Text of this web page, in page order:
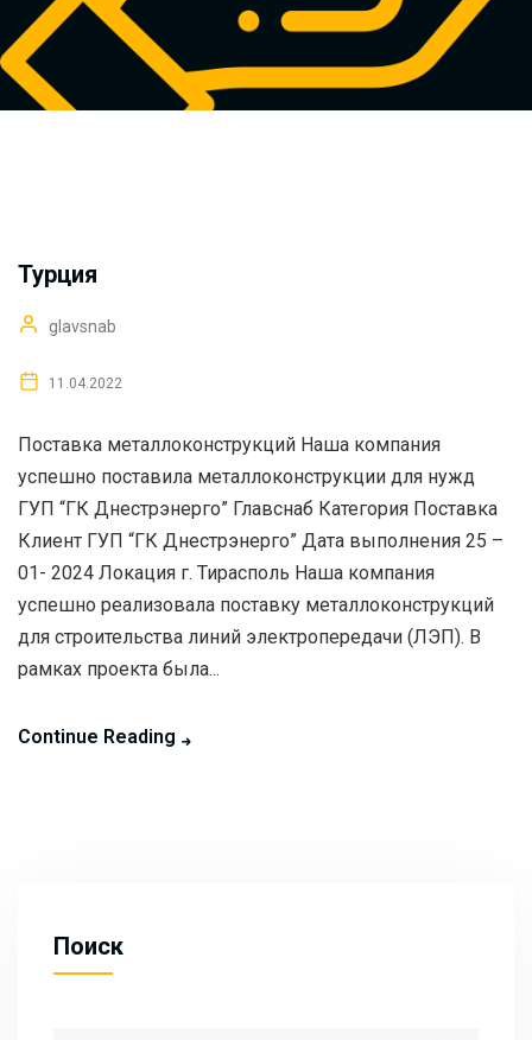
Турция
glavsnab
11.04.2022
Поставка металлоконструкций Наша компания
успешно поставила металлоконструкции для нужд
ГУП “ГК Днестрэнерго” Главснаб Категория Поставка
Клиент ГУП “ГК Днестрэнерго” Дата выполнения 25 –
01- 2024 Локация г. Тирасполь Наша компания
успешно реализовала поставку металлоконструкций
для строительства линий электропередачи (ЛЭП). В
рамках проекта была...
Continue Reading
Поиск